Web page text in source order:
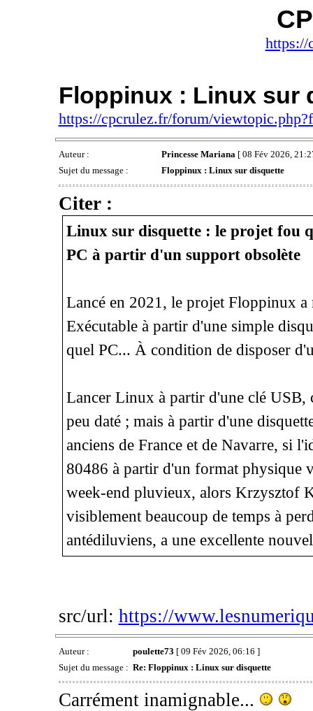
https://
Floppinux : Linux sur
https://cpcrulez.fr/forum/
Auteur : Princesse Mariana[ 08 Fév 2026,
Sujet du message :
Floppinux : Linux sur disquette
Citer :
Linux sur disquette : le projet fou
PC à partir d'un support obsolète
Lancé en 2021, le projet Floppinux a
Exécutable à partir d'une simple
quel PC... À condition de disposer
Lancer Linux à partir d'une clé USB,
peu daté ; mais à partir d'une
anciens de France et de Navarre, si
80486 à partir d'un format physique
week-end pluvieux, alors Krzysztof
visiblement beaucoup de temps à
antédiluviens, a une excellente
src/url: https://
Auteur : poulette73 [ 09 Fév 2026, 06:16 ]
Sujet du message : Re: Floppinux : Linux sur disquette
Carrément inamignable...